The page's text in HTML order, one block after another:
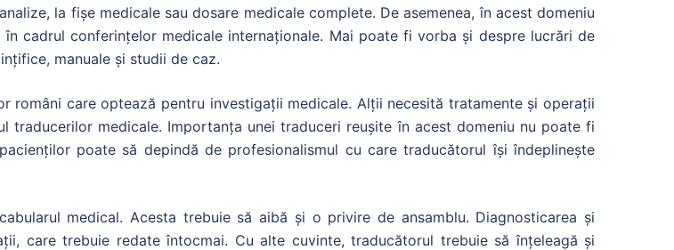
la fișe medicale sau dosare medicale complete. De asemenea, în acest domeniu
cadrul conferințelor medicale internaționale. Mai poate fi vorba și despre lucrări de
manuale și studii de caz.
români care optează pentru investigații medicale. Alții necesită tratamente și operații
traducerilor medicale. Importanța unei traduceri reușite în acest domeniu nu poate fi
poate să depindă de profesionalismul cu care traducătorul își îndeplinește
medical. Acesta trebuie să aibă și o privire de ansamblu. Diagnosticarea și
care trebuie redate întocmai. Cu alte cuvinte, traducătorul trebuie să înțeleagă și